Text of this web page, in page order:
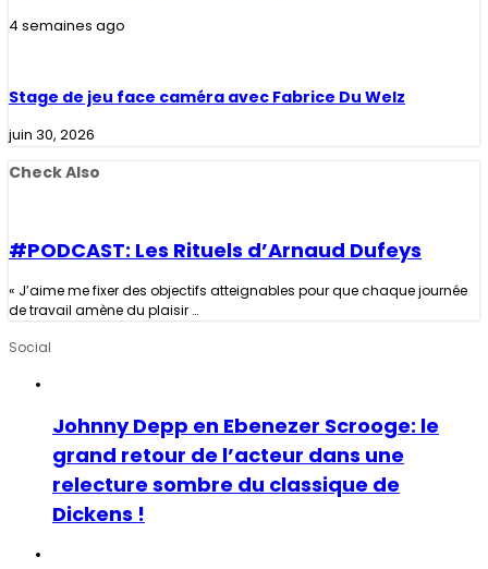
4 semaines ago
Stage de jeu face caméra avec Fabrice Du Welz
juin 30, 2026
Check Also
#PODCAST: Les Rituels d’Arnaud Dufeys
« J’aime me fixer des objectifs atteignables pour que chaque journée
de travail amène du plaisir …
Social
Johnny Depp en Ebenezer Scrooge: le
grand retour de l’acteur dans une
relecture sombre du classique de
Dickens !